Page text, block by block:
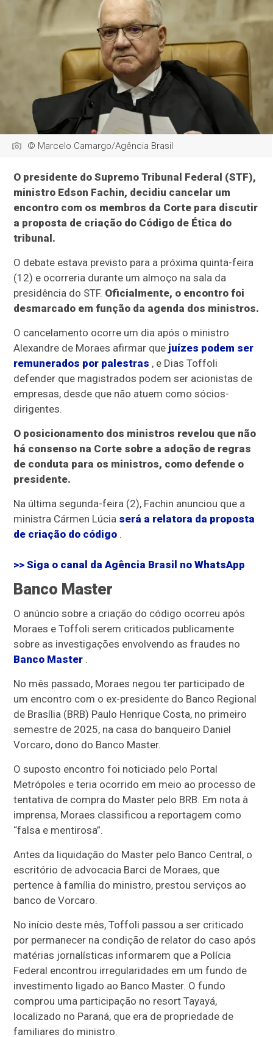
© Marcelo Camargo/Agência Brasil
O presidente do Supremo Tribunal Federal (STF),
ministro Edson Fachin, decidiu cancelar um
encontro com os membros da Corte para discutir
a proposta de criação do Código de Ética do
tribunal.
O debate estava previsto para a próxima quinta-feira
(12) e ocorreria durante um almoço na sala da
presidência do STF. Oficialmente, o encontro foi
desmarcado em função da agenda dos ministros.
O cancelamento ocorre um dia após o ministro
Alexandre de Moraes afirmar que juízes podem ser
remunerados por palestras , e Dias Toffoli
defender que magistrados podem ser acionistas de
empresas, desde que não atuem como sócios-
dirigentes.
O posicionamento dos ministros revelou que não
há consenso na Corte sobre a adoção de regras
de conduta para os ministros, como defende o
presidente.
Na última segunda-feira (2), Fachin anunciou que a
ministra Cármen Lúcia será a relatora da proposta
de criação do código .
>> Siga o canal daAgência Brasil no WhatsApp
Banco Master
O anúncio sobre a criação do código ocorreu após
Moraes e Toffoli serem criticados publicamente
sobre as investigações envolvendo as fraudes no
Banco Master .
No mês passado, Moraes negou ter participado de
um encontro com o ex-presidente do Banco Regional
de Brasília (BRB) Paulo Henrique Costa, no primeiro
semestre de 2025, na casa do banqueiro Daniel
Vorcaro, dono do Banco Master.
O suposto encontro foi noticiado pelo Portal
Metrópoles e teria ocorrido em meio ao processo de
tentativa de compra do Master pelo BRB. Em nota à
imprensa, Moraes classificou a reportagem como
“falsa e mentirosa”.
Antes da liquidação do Master pelo Banco Central, o
escritório de advocacia Barci de Moraes, que
pertence à família do ministro, prestou serviços ao
banco de Vorcaro.
No início deste mês, Toffoli passou a ser criticado
por permanecer na condição de relator do caso após
matérias jornalísticas informarem que a Polícia
Federal encontrou irregularidades em um fundo de
investimento ligado ao Banco Master. O fundo
comprou uma participação no resort Tayayá,
localizado no Paraná, que era de propriedade de
familiares do ministro.